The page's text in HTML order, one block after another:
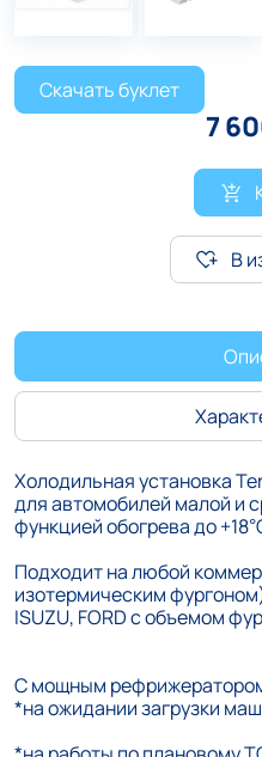
Скачать буклет
7
В
Холодильная установка
для автомобилей малой и
функцией обогрева до
Подходит на любой
изотермическим
ISUZU, FORD с объемом
С мощным
*на ожидании загрузки